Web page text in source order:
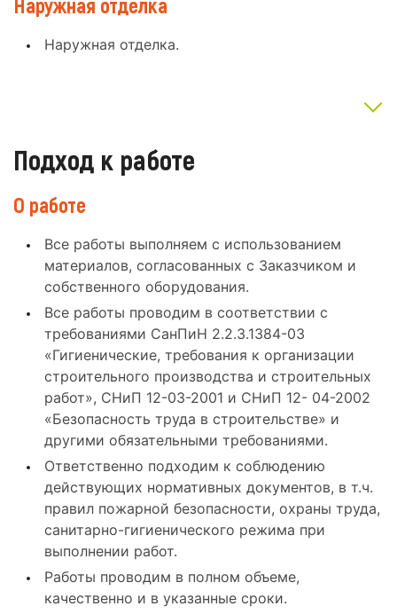
Наружная отделка
Наружная отделка.
Подход к работе
О работе
Все работы выполняем с использованием
материалов, согласованных с Заказчиком и
собственного оборудования.
Все работы проводим в соответствии с
требованиями СанПиН 2.2.3.1384-03
«Гигиенические, требования к организации
строительного производства и строительных
работ», СНиП 12-03-2001 и СНиП 12- 04-2002
«Безопасность труда в строительстве» и
другими обязательными требованиями.
Ответственно подходим к соблюдению
действующих нормативных документов, в т.ч.
правил пожарной безопасности, охраны труда,
санитарно-гигиенического режима при
выполнении работ.
Работы проводим в полном объеме,
качественно и в указанные сроки.